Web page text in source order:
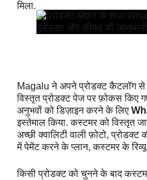
मिला.
Magalu ने अपने प्रोडक्ट कैटलॉग से
विस्तृत प्रोडक्ट पेज पर फ़ोकस किए
अनुभवों को डिज़ाइन करने के लिए
इस्तेमाल किया. कस्टमर को विस्तृत
अच्छी क्वालिटी वाली फ़ोटो,
में पेमेंट करने के प्लान, कस्टमर के
किसी प्रोडक्ट को चुनने के बाद